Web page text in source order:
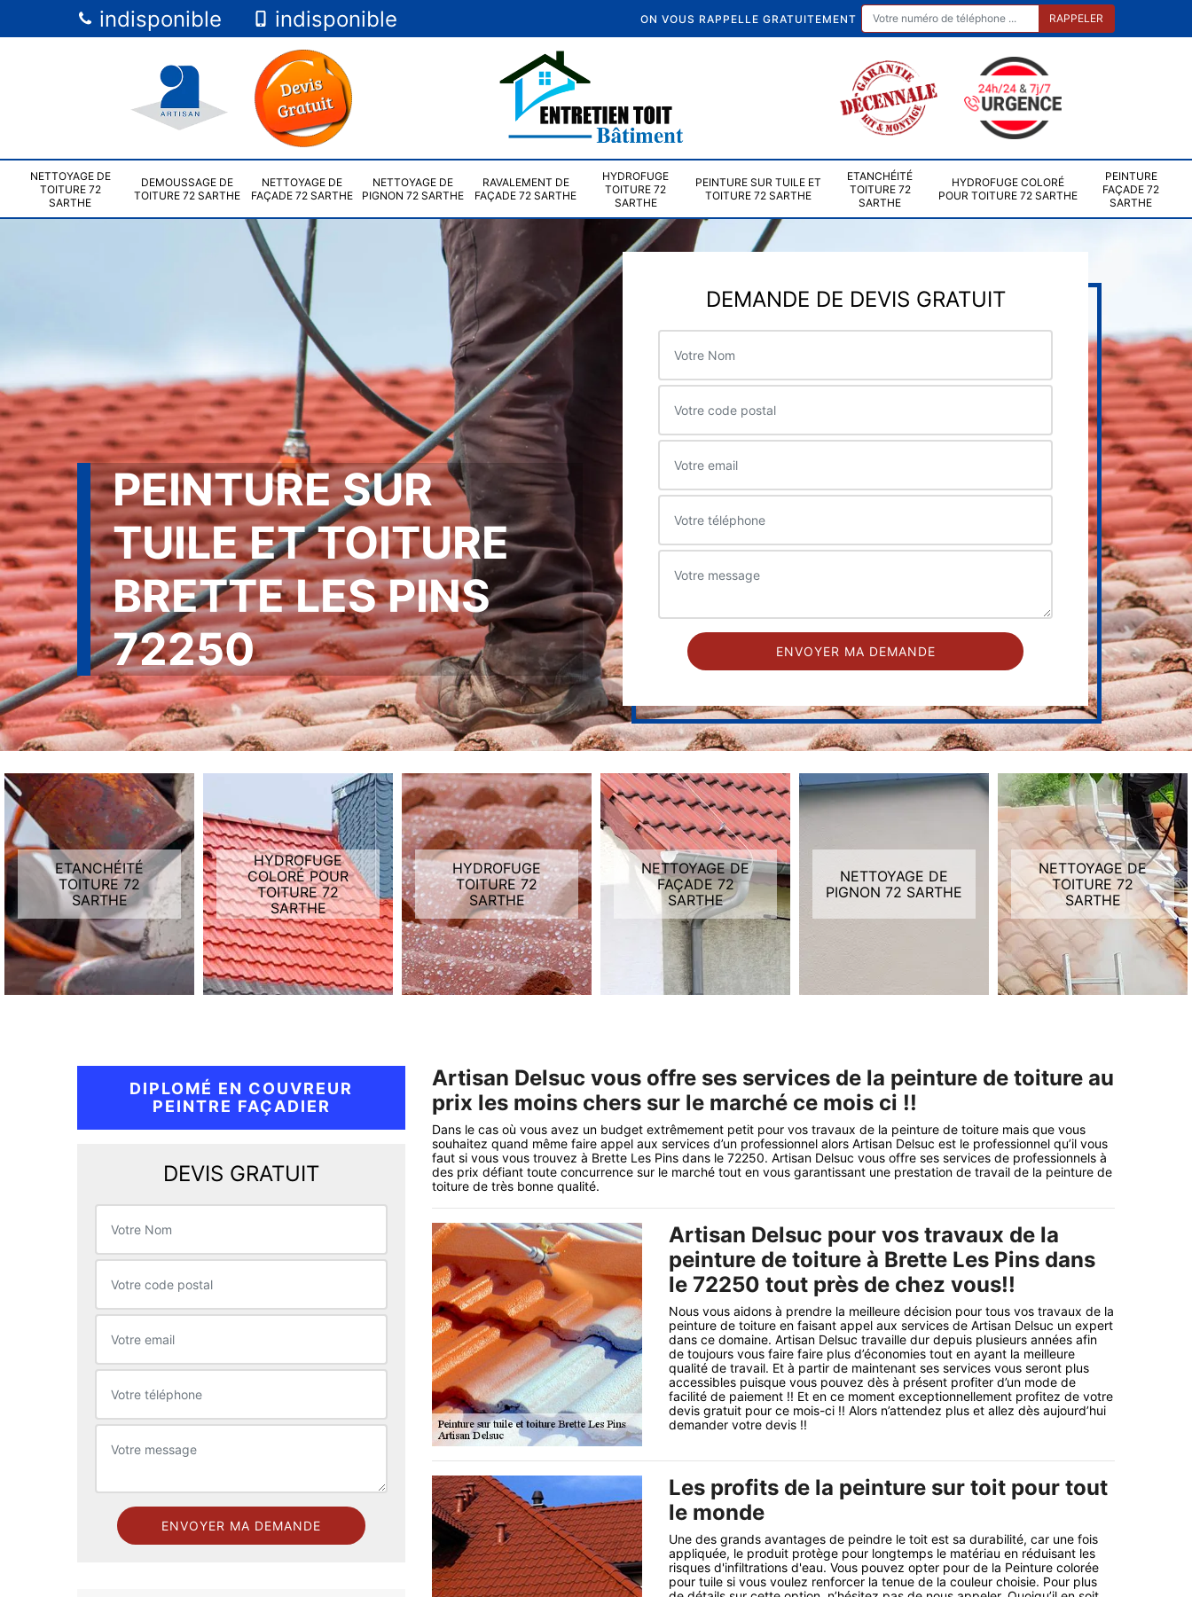
indisponible indisponible ON VOUS RAPPELLE GRATUITEMENT
NETTOYAGE DE
TOITURE 72
SARTHE
DEMOUSSAGE DE
TOITURE 72 SARTHE
NETTOYAGE DE
FAÇADE 72 SARTHE
NETTOYAGE DE
PIGNON 72 SARTHE
RAVALEMENT DE
FAÇADE 72 SARTHE
HYDROFUGE
TOITURE 72
SARTHE
PEINTURE SUR TUILE ET
TOITURE 72 SARTHE
ETANCHÉITÉ
TOITURE 72
SARTHE
HYDROFUGE COLORÉ
POUR TOITURE 72 SARTHE
PEINTURE
FAÇADE 72
SARTHE
PEINTURE SUR
TUILE ET TOITURE
BRETTE LES PINS
72250
DEMANDE DE DEVIS GRATUIT
ETANCHÉITÉ
TOITURE 72
SARTHE
HYDROFUGE
COLORÉ POUR
TOITURE 72
SARTHE
HYDROFUGE
TOITURE 72
SARTHE
NETTOYAGE DE
FAÇADE 72
SARTHE
NETTOYAGE DE
PIGNON 72 SARTHE
NETTOYAGE DE
TOITURE 72
SARTHE
DIPLOMÉ EN COUVREUR
PEINTRE FAÇADIER
DEVIS GRATUIT
Artisan Delsuc vous offre ses services de la peinture de toiture au
prix les moins chers sur le marché ce mois ci !!
Dans le cas où vous avez un budget extrêmement petit pour vos travaux de la peinture de toiture mais que vous
souhaitez quand même faire appel aux services d’un professionnel alors Artisan Delsuc est le professionnel qu’il vous
faut si vous vous trouvez à Brette Les Pins dans le 72250. Artisan Delsuc vous offre ses services de professionnels à
des prix défiant toute concurrence sur le marché tout en vous garantissant une prestation de travail de la peinture de
toiture de très bonne qualité.
Artisan Delsuc pour vos travaux de la
peinture de toiture à Brette Les Pins dans
le 72250 tout près de chez vous!!
Nous vous aidons à prendre la meilleure décision pour tous vos travaux de la
peinture de toiture en faisant appel aux services de Artisan Delsuc un expert
dans ce domaine. Artisan Delsuc travaille dur depuis plusieurs années afin
de toujours vous faire faire plus d’économies tout en ayant la meilleure
qualité de travail. Et à partir de maintenant ses services vous seront plus
accessibles puisque vous pouvez dès à présent profiter d’un mode de
facilité de paiement !! Et en ce moment exceptionnellement profitez de votre
devis gratuit pour ce mois-ci !! Alors n’attendez plus et allez dès aujourd’hui
demander votre devis !!
Les profits de la peinture sur toit pour tout
le monde
Une des grands avantages de peindre le toit est sa durabilité, car une fois
appliquée, le produit protège pour longtemps le matériau en réduisant les
risques d'infiltrations d'eau. Vous pouvez opter pour de la Peinture colorée
pour tuile si vous voulez renforcer la tenue de la couleur choisie. Pour plus